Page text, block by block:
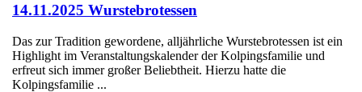
14.11.2025 Wurstebrotessen
Das zur Tradition gewordene, alljährliche Wurstebrotessen ist ein
Highlight im Veranstaltungskalender der Kolpingsfamilie und
erfreut sich immer großer Beliebtheit. Hierzu hatte die
Kolpingsfamilie ...